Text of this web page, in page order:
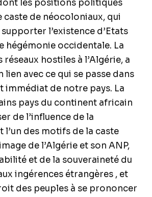
les positions politiques
de néocoloniaux, qui
l’existence d’Etats
hégémonie occidentale. La
hostiles à l’Algérie, a
lien avec ce qui se passe dans
immédiat de notre pays. La
pays du continent africain
de l’influence de la
l’un des motifs de la caste
de l’Algérie et son ANP,
et de la souveraineté du
ingérences étrangères , et
des peuples à se prononcer